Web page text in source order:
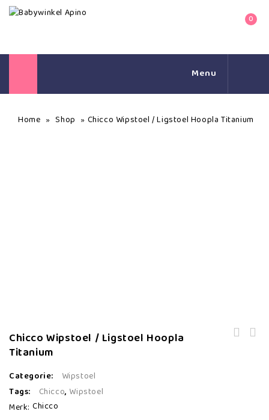
0
Menu
Home » Shop » Chicco Wipstoel / Ligstoel Hoopla Titanium
Chicco Wipstoel / Ligstoel Hoopla
Titanium
Categorie:
Wipstoel
Tags:
Chicco, Wipstoel
Merk: Chicco